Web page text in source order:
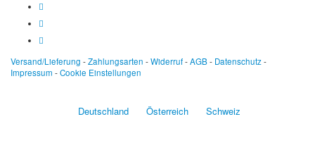
Versand/Lieferung -Zahlungsarten -Widerruf-AGB- Datenschutz-
Impressum -Cookie Einstellungen
Deutschland Österreich Schweiz